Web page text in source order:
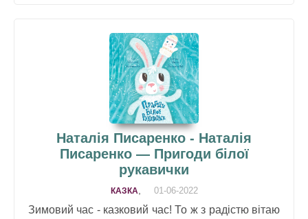
Наталія Писаренко - Наталія
Писаренко — Пригоди білої
рукавички
КАЗКА, 01-06-2022
Зимовий час - казковий час! То ж з радістю вітаю